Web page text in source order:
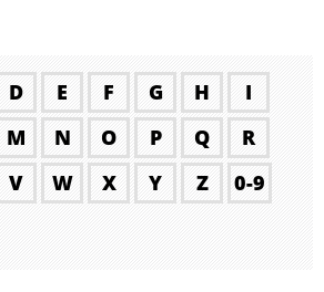
D E F G H
I
M N O P Q
R
V W X Y Z
0-9